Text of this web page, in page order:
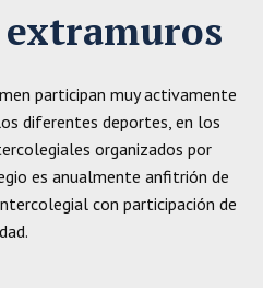
participan muy activamente
diferentes deportes, en los
organizados por
es anualmente anfitrión de
con participación de